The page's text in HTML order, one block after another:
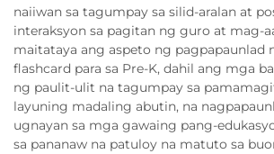
naiiwan sa tagumpay sa silid-aralan at
interaksyon sa pagitan ng guro at mag-
maitataya ang aspeto ng pagpapaunlad
flashcard para sa Pre-K, dahil ang mga
ng paulit-ulit na tagumpay sa
layuning madaling abutin, na
ugnayan sa mga gawaing pang-
sa pananaw na patuloy na matuto sa